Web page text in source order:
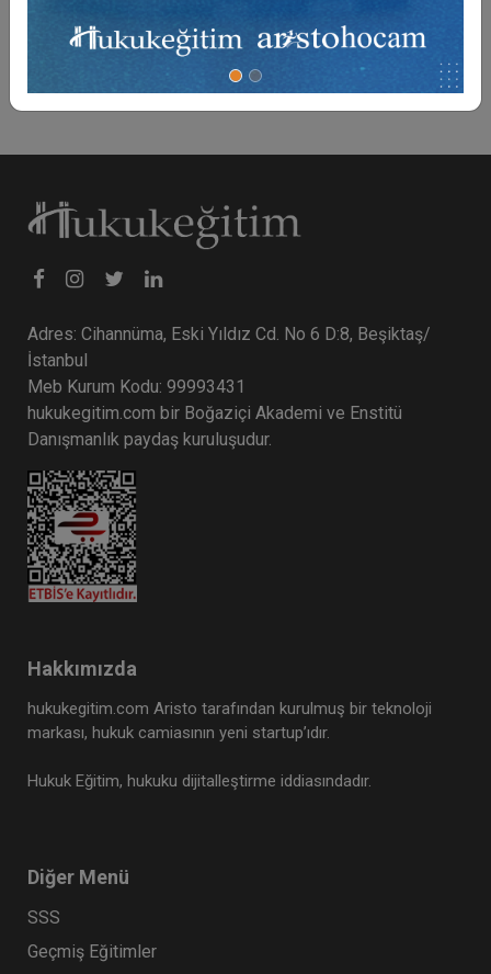
yapılacaktır.
Adres: Cihannüma, Eski Yıldız Cd. No 6 D:8, Beşiktaş/
İstanbul
Meb Kurum Kodu: 99993431
hukukegitim.com bir Boğaziçi Akademi ve Enstitü
Danışmanlık paydaş kuruluşudur.
Hakkımızda
hukukegitim.com Aristo tarafından kurulmuş bir teknoloji
markası, hukuk camiasının yeni startup’ıdır.
Hukuk Eğitim, hukuku dijitalleştirme iddiasındadır.
Diğer Menü
SSS
Geçmiş Eğitimler